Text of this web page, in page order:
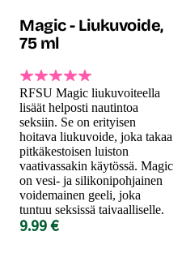
Magic - Liukuvoide,
75 ml
RFSU Magic liukuvoiteella
lisäät helposti nautintoa
seksiin. Se on erityisen
hoitava liukuvoide, joka takaa
pitkäkestoisen luiston
vaativassakin käytössä. Magic
on vesi- ja silikonipohjainen
voidemainen geeli, joka
tuntuu seksissä taivaalliselle.
9.99 €